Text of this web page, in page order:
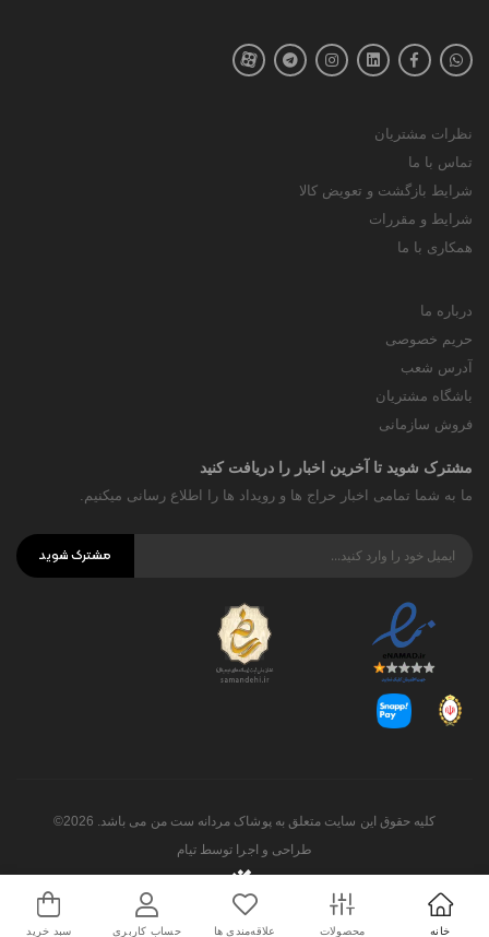
نظرات مشتریان
تماس با ما
شرایط بازگشت و تعویض کالا
شرایط و مقررات
همکاری با ما
درباره ما
حریم خصوصی
آدرس شعب
باشگاه مشتریان
فروش سازمانی
مشترک شوید تا آخرین اخبار را دریافت کنید
ما به شما تمامی اخبار حراج ها و رویداد ها را اطلاع رسانی میکنیم.
مشترک شوید
کلیه حقوق این سایت متعلق به پوشاک مردانه ست من می باشد. 2026©
طراحی و اجرا توسط تیام
خانه محصولات علاقه‌مندی ها حساب کاربری سبد خرید